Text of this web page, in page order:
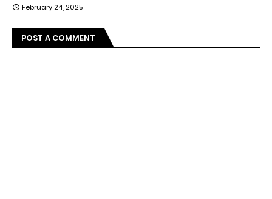
February 24, 2025
POST A COMMENT